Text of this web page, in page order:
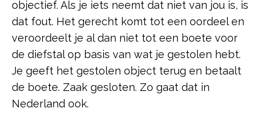
objectief. Als je iets neemt dat niet van jou is, is
dat fout. Het gerecht komt tot een oordeel en
veroordeelt je al dan niet tot een boete voor
de diefstal op basis van wat je gestolen hebt.
Je geeft het gestolen object terug en betaalt
de boete. Zaak gesloten. Zo gaat dat in
Nederland ook.